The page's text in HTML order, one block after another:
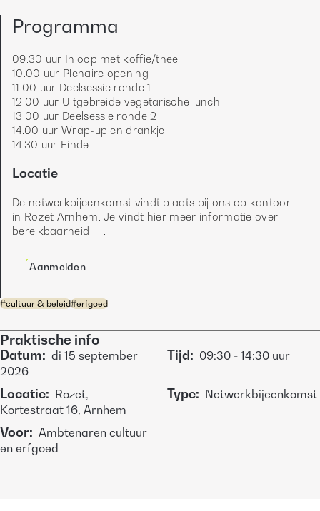
Programma
09.30 uur Inloop met koffie/thee
10.00 uur Plenaire opening
11.00 uur Deelsessie ronde 1
12.00 uur Uitgebreide vegetarische lunch
13.00 uur Deelsessie ronde 2
14.00 uur Wrap-up en drankje
14.30 uur Einde
Locatie
De netwerkbijeenkomst vindt plaats bij ons op kantoor
in Rozet Arnhem. Je vindt hier meer informatie over
bereikbaarheid
Aanmelden
#cultuur & beleid#erfgoed
Praktische info
Datum: di 15 september
2026
Tijd: 09:30 - 14:30 uur
Locatie: Rozet,
Kortestraat 16, Arnhem
Type: Netwerkbijeenkomst
Voor: Ambtenaren cultuur
en erfgoed